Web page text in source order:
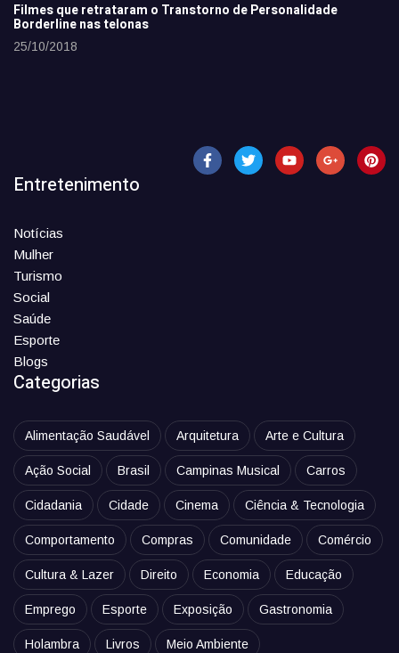
Filmes que retrataram o Transtorno de Personalidade
Borderline nas telonas
25/10/2018
Entretenimento
Notícias
Mulher
Turismo
Social
Saúde
Esporte
Blogs
Categorias
Alimentação Saudável Arquitetura Arte e Cultura
Ação Social Brasil Campinas Musical Carros
Cidadania Cidade Cinema Ciência & Tecnologia
Comportamento Compras Comunidade Comércio
Cultura & Lazer Direito Economia Educação
Emprego Esporte Exposição Gastronomia
Holambra Livros Meio Ambiente